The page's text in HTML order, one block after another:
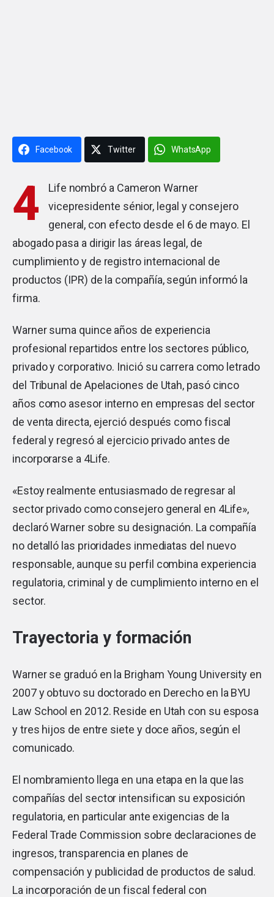
Facebook Twitter WhatsApp
4 Life nombró a Cameron Warner
vicepresidente sénior, legal y consejero
general, con efecto desde el 6 de mayo. El
abogado pasa a dirigir las áreas legal, de
cumplimiento y de registro internacional de
productos (IPR) de la compañía, según informó la
firma.
Warner suma quince años de experiencia
profesional repartidos entre los sectores público,
privado y corporativo. Inició su carrera como letrado
del Tribunal de Apelaciones de Utah, pasó cinco
años como asesor interno en empresas del sector
de venta directa, ejerció después como fiscal
federal y regresó al ejercicio privado antes de
incorporarse a 4Life.
«Estoy realmente entusiasmado de regresar al
sector privado como consejero general en 4Life»,
declaró Warner sobre su designación. La compañía
no detalló las prioridades inmediatas del nuevo
responsable, aunque su perfil combina experiencia
regulatoria, criminal y de cumplimiento interno en el
sector.
Trayectoria y formación
Warner se graduó en la Brigham Young University en
2007 y obtuvo su doctorado en Derecho en la BYU
Law School en 2012. Reside en Utah con su esposa
y tres hijos de entre siete y doce años, según el
comunicado.
El nombramiento llega en una etapa en la que las
compañías del sector intensifican su exposición
regulatoria, en particular ante exigencias de la
Federal Trade Commission sobre declaraciones de
ingresos, transparencia en planes de
compensación y publicidad de productos de salud.
La incorporación de un fiscal federal con